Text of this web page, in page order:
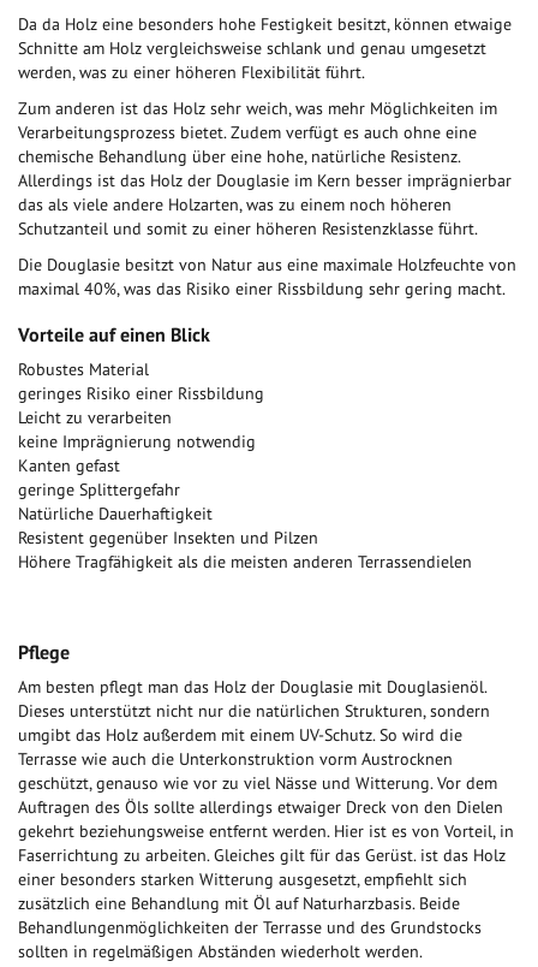
Da da Holz eine besonders hohe Festigkeit besitzt, können etwaige
Schnitte am Holz vergleichsweise schlank und genau umgesetzt
werden, was zu einer höheren Flexibilität führt.
Zum anderen ist das Holz sehr weich, was mehr Möglichkeiten im
Verarbeitungsprozess bietet. Zudem verfügt es auch ohne eine
chemische Behandlung über eine hohe, natürliche Resistenz.
Allerdings ist das Holz der Douglasie im Kern besser imprägnierbar
das als viele andere Holzarten, was zu einem noch höheren
Schutzanteil und somit zu einer höheren Resistenzklasse führt.
Die Douglasie besitzt von Natur aus eine maximale Holzfeuchte von
maximal 40%, was das Risiko einer Rissbildung sehr gering macht.
Vorteile auf einen Blick
Robustes Material
geringes Risiko einer Rissbildung
Leicht zu verarbeiten
keine Imprägnierung notwendig
Kanten gefast
geringe Splittergefahr
Natürliche Dauerhaftigkeit
Resistent gegenüber Insekten und Pilzen
Höhere Tragfähigkeit als die meisten anderen Terrassendielen
Pflege
Am besten pflegt man das Holz der Douglasie mit Douglasienöl.
Dieses unterstützt nicht nur die natürlichen Strukturen, sondern
umgibt das Holz außerdem mit einem UV-Schutz. So wird die
Terrasse wie auch die Unterkonstruktion vorm Austrocknen
geschützt, genauso wie vor zu viel Nässe und Witterung. Vor dem
Auftragen des Öls sollte allerdings etwaiger Dreck von den Dielen
gekehrt beziehungsweise entfernt werden. Hier ist es von Vorteil, in
Faserrichtung zu arbeiten. Gleiches gilt für das Gerüst. ist das Holz
einer besonders starken Witterung ausgesetzt, empfiehlt sich
zusätzlich eine Behandlung mit Öl auf Naturharzbasis. Beide
Behandlungenmöglichkeiten der Terrasse und des Grundstocks
sollten in regelmäßigen Abständen wiederholt werden.